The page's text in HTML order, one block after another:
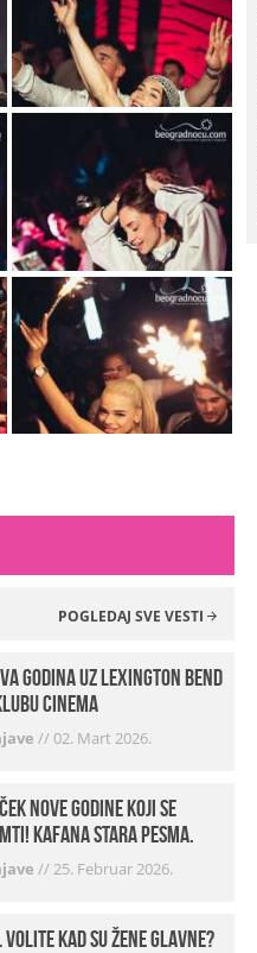
POGLEDAJ SVE VESTI
godina uz Lexington bend
Cinema
//02. Mart 2026.
Nove godine koji se
Kafana Stara pesma.
//25. Februar 2026.
volite kad su žene glavne?